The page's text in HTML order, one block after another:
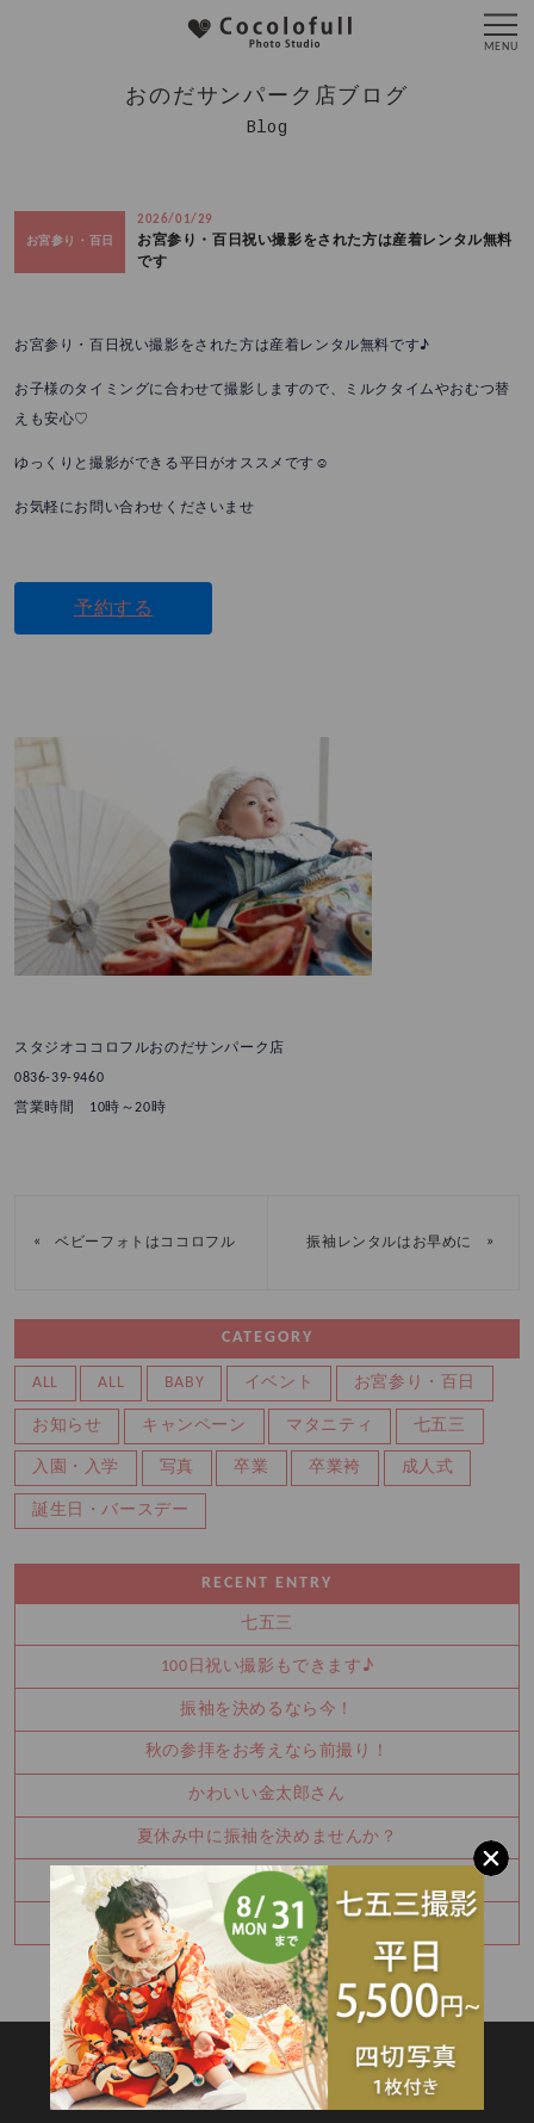
おのだサンパーク店ブログ
Blog
お宮参り・百日
2026/01/29
お宮参り・百日祝い撮影をされた方は産着レンタル無料
です
お宮参り・百日祝い撮影をされた方は産着レンタル無料です♪
お子様のタイミングに合わせて撮影しますので、ミルクタイムやおむつ替
えも安心♡
ゆっくりと撮影ができる平日がオススメです☺
お気軽にお問い合わせくださいませ
予約する
スタジオココロフルおのだサンパーク店
0836-39-9460
営業時間 10時～20時
« ベビーフォトはココロフル 振袖レンタルはお早めに »
CATEGORY
ALL ALL BABY イベント お宮参り・百日
お知らせ キャンペーン マタニティ 七五三
入園・入学 写真 卒業 卒業袴 成人式
誕生日・バースデー
RECENT ENTRY
七五三
100日祝い撮影もできます♪
振袖を決めるなら今！
秋の参拝をお考えなら前撮り！
かわいい金太郎さん
夏休み中に振袖を決めませんか？
お宮参り・百日祝いはご家族撮影もおすすめです
七五三8月キャンペーン✨
SITEMAP